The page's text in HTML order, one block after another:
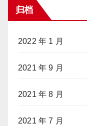
归档
2022 年 1 月
2021 年 9 月
2021 年 8 月
2021 年 7 月